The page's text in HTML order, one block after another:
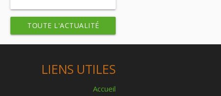
TOUTE L'ACTUALITÉ
LIENS UTILES
Accueil